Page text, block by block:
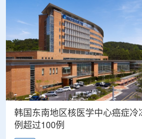
韩国东南地区核医学中心癌症冷
例超过100例